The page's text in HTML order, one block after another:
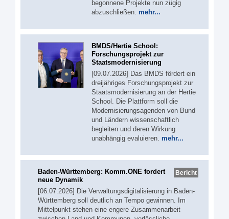
begonnene Projekte nun zügig
abzuschließen. mehr...
BMDS/Hertie School:
Forschungsprojekt zur
Staatsmodernisierung
[09.07.2026] Das BMDS fördert ein
dreijähriges Forschungsprojekt zur
Staatsmodernisierung an der Hertie
School. Die Plattform soll die
Modernisierungsagenden von Bund
und Ländern wissenschaftlich
begleiten und deren Wirkung
unabhängig evaluieren. mehr...
Bericht
Baden-Württemberg: Komm.ONE fordert
neue Dynamik
[06.07.2026] Die Verwaltungsdigitalisierung in Baden-
Württemberg soll deutlich an Tempo gewinnen. Im
Mittelpunkt stehen eine engere Zusammenarbeit